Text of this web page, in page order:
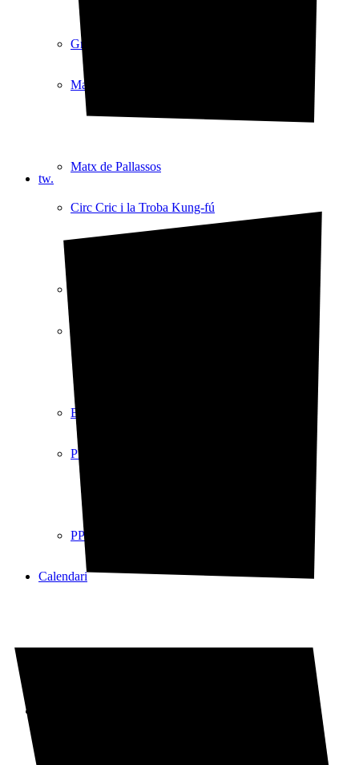
Matx de Pallassos
Circ Cric i la Troba Kung-fú
PP
Calendari
Grimègies
Matx de Pallassos
Bemoll Sostingut
PP
tw.